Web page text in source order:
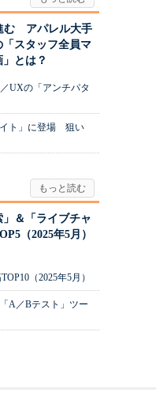
む アパレル大手
「スタッフ全員マ
とは？
UXの「アンチパタ
イト」に登場 狙い
」＆「ライブチャ
（2025年5月）
（2025年5月）
A／Bテスト」ツー